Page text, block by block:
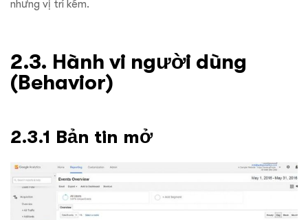
nhưng vị trí kém.
2.3. Hành vi người dùng
(Behavior)
2.3.1 Bản tin mở